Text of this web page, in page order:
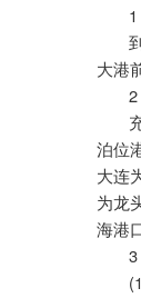
1
大港
2
泊位
大连
为龙
海港
3